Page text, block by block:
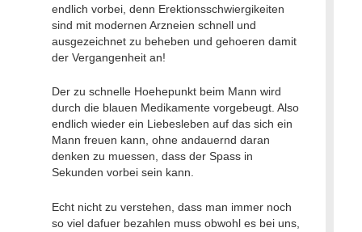
endlich vorbei, denn Erektionsschwiergikeiten
sind mit modernen Arzneien schnell und
ausgezeichnet zu beheben und gehoeren damit
der Vergangenheit an!
Der zu schnelle Hoehepunkt beim Mann wird
durch die blauen Medikamente vorgebeugt. Also
endlich wieder ein Liebesleben auf das sich ein
Mann freuen kann, ohne andauernd daran
denken zu muessen, dass der Spass in
Sekunden vorbei sein kann.
Echt nicht zu verstehen, dass man immer noch
so viel dafuer bezahlen muss obwohl es bei uns,